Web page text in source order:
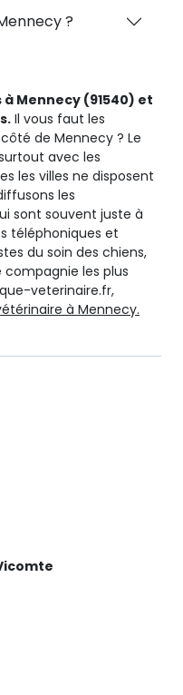
?
Mennecy (91540) et
Il vous faut les
de Mennecy ? Le
avec les
les villes ne disposent
les
sont souvent juste à
téléphoniques et
du soin des chiens,
les plus
veterinaire.fr,
à Mennecy.